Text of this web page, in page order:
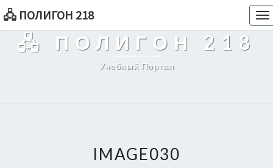
🖧 ПОЛИГОН 218
🖧 ПОЛИГОН 218
Учебный Портал
IMAGE030